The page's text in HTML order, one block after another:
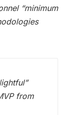
“minimum
from